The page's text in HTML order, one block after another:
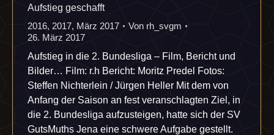
Aufstieg geschafft
2016, 2017, März 2017 Von rh_svgm
26. März 2017
Aufstieg in die 2. Bundesliga – Film, Bericht und
Bilder… Film: r.h Bericht: Moritz Predel Fotos:
Steffen Nichterlein / Jürgen Heller Mit dem von
Anfang der Saison an fest veranschlagten Ziel, in
die 2. Bundesliga aufzusteigen, hatte sich der SV
GutsMuths Jena eine schwere Aufgabe gestellt.